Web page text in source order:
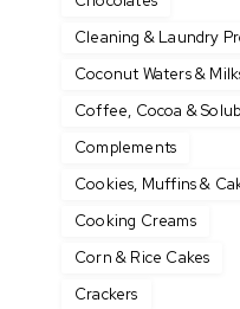
Cleaning & Laundry
Coconut Waters &
Coffee, Cocoa &
Complements
Cookies, Muffins &
Cooking Creams
Corn & Rice Cakes
Crackers